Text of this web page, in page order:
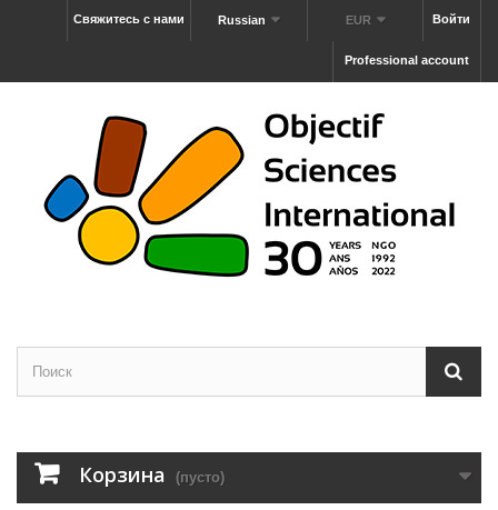
Войти
EUR
Russian
Свяжитесь с нами
Professional account
Корзина (пусто)